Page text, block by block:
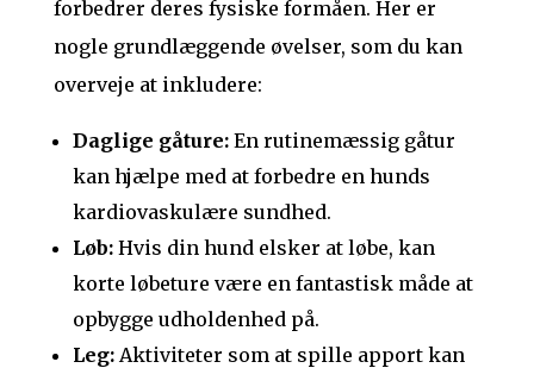
forbedrer deres fysiske formåen. Her er
nogle grundlæggende øvelser, som du kan
overveje at inkludere:
Daglige gåture:En rutinemæssig gåtur
kan hjælpe med at forbedre en hunds
kardiovaskulære sundhed.
Løb:Hvis din hund elsker at løbe, kan
korte løbeture være en fantastisk måde at
opbygge udholdenhed på.
Leg:Aktiviteter som at spille apport kan